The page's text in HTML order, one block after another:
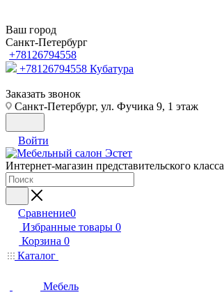
Ваш город
Санкт-Петербург
+78126794558
+78126794558 Кубатура
Заказать звонок
Санкт-Петербург, ул. Фучика 9, 1 этаж
Войти
Интернет-магазин представительского класса
Сравнение0
Избранные товары 0
Корзина 0
Каталог
Мебель